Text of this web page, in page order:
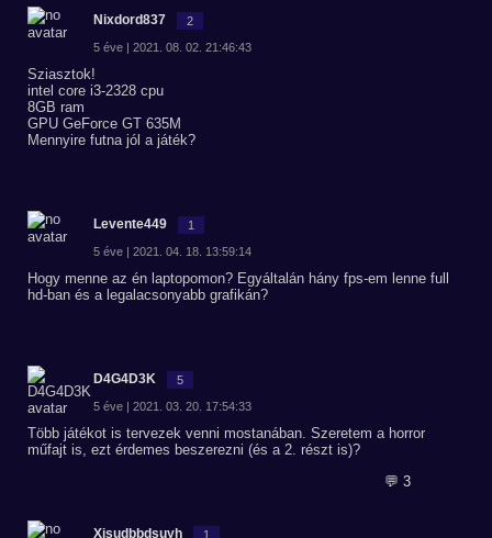
Nixdord837 2
5 éve | 2021. 08. 02. 21:46:43
Sziasztok!
intel core i3-2328 cpu
8GB ram
GPU GeForce GT 635M
Mennyire futna jól a játék?
Levente449 1
5 éve | 2021. 04. 18. 13:59:14
Hogy menne az én laptopomon? Egyáltalán hány fps-em lenne full
hd-ban és a legalacsonyabb grafikán?
D4G4D3K 5
5 éve | 2021. 03. 20. 17:54:33
Több játékot is tervezek venni mostanában. Szeretem a horror
műfajt is, ezt érdemes beszerezni (és a 2. részt is)?
💬 3
Xjsudbbdsuyh 1